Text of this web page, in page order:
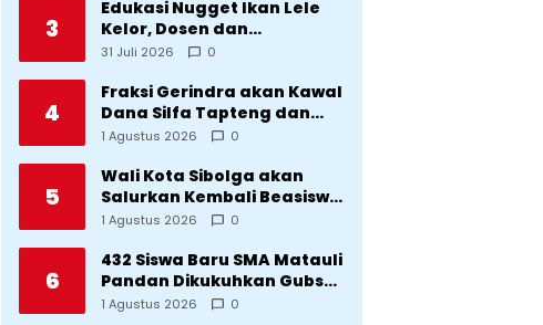
3
Edukasi Nugget Ikan Lele
Kelor, Dosen dan
Mahasiswa Dorong
Desa Silangkitang
Kecamatan Pahae Jae
31 Juli 2026 0
4
Fraksi Gerindra akan Kawal
Dana Silfa Tapteng dan
TKD Rp298 Miliar: Jangan
dan Provinsi Diklaim
Kerjaan Tapteng
1 Agustus 2026 0
5
Wali Kota Sibolga akan
Salurkan Kembali Beasiswa
Rp1 Miliar: Diproritaskan
Bencana
1 Agustus 2026 0
6
432 Siswa Baru SMA Matauli
Pandan Dikukuhkan Gubsu:
32 Tahun Matauli Cetak
1 Agustus 2026 0